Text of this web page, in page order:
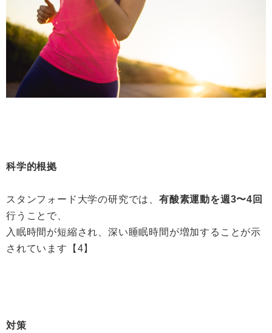
科学的根拠
スタンフォード大学の研究では、 有酸素運動を週3〜4回
行うことで、
入眠時間が短縮され、深い睡眠時間が増加することが示
されています【4】
対策